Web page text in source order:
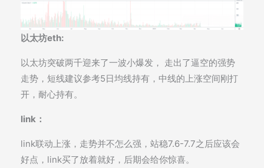
以太坊eth:
以太坊突破两千迎来了一波小爆发， 走出了逼空的强势
走势，短线建议参考5日均线持有，中线的上涨空间刚打
开，耐心持有。
link：
link联动上涨，走势并不怎么强，站稳7.6-7.7之后应该会
好点，link买了放着就好，后期会给你惊喜。